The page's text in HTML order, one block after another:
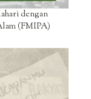
dengan
(FMIPA)